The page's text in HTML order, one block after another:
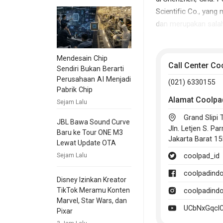
Mendesain Chip
Sendiri Bukan Berarti
Perusahaan AI Menjadi
Pabrik Chip
Sejam Lalu
JBL Bawa Sound Curve
Baru ke Tour ONE M3
Lewat Update OTA
Sejam Lalu
Disney Izinkan Kreator
TikTok Meramu Konten
Marvel, Star Wars, dan
Pixar
Scientific Co., yang
dan merupakan
resmi mengganti
Coolpad masuk
Call Center
(021) 6330155
Alamat
Grand Slipi
Jln. Letjen S.
Jakarta Barat
coolpad_id